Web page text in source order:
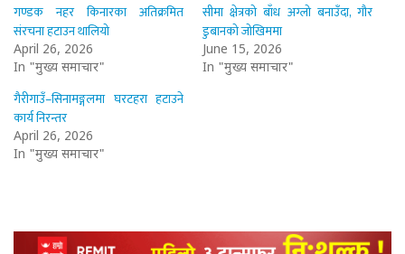
गण्डक नहर किनारका अतिक्रमित
संरचना हटाउन थालियो
April 26, 2026
In "मुख्य समाचार"
सीमा क्षेत्रको बाँध अग्लो बनाउँदा, गौर
डुबानको जोखिममा
June 15, 2026
In "मुख्य समाचार"
गैरीगाउँ–सिनामङ्गलमा घरटहरा हटाउने
कार्य निरन्तर
April 26, 2026
In "मुख्य समाचार"